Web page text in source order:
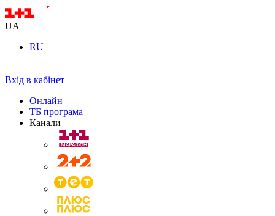
UA
RU
Вхід в кабінет
Онлайн
ТБ програма
Канали